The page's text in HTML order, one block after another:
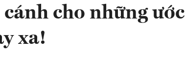
cho những ước
xa!